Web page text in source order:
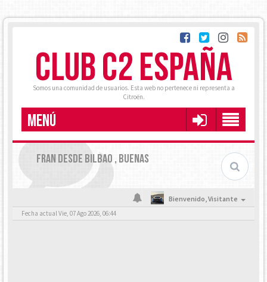
CLUB C2 ESPAÑA
Somos una comunidad de usuarios. Esta web no pertenece ni representa a
Citroën.
MENÚ
FRAN DESDE BILBAO , BUENAS
Bienvenido,Visitante
Fecha actual Vie, 07 Ago 2026, 06:44